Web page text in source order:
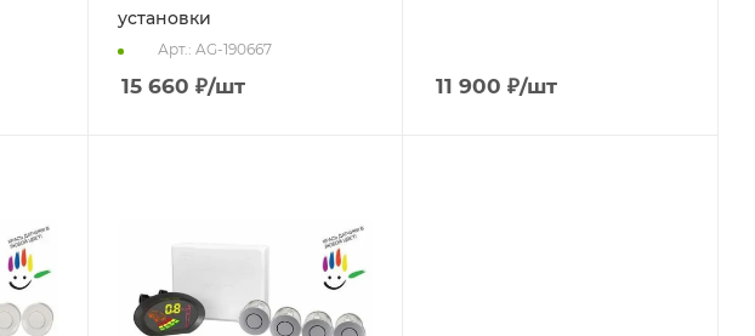
установки
Арт.: AG-190667
15 660 ₽/шт 11 900 ₽/шт